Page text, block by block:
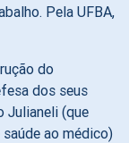
Pela UFBA,
do
dos seus
Julianeli (que
ao médico)